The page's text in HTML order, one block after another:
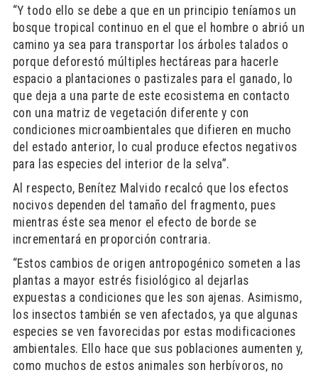
“Y todo ello se debe a que en un principio teníamos un
bosque tropical continuo en el que el hombre o abrió un
camino ya sea para transportar los árboles talados o
porque deforestó múltiples hectáreas para hacerle
espacio a plantaciones o pastizales para el ganado, lo
que deja a una parte de este ecosistema en contacto
con una matriz de vegetación diferente y con
condiciones microambientales que difieren en mucho
del estado anterior, lo cual produce efectos negativos
para las especies del interior de la selva”.
Al respecto, Benítez Malvido recalcó que los efectos
nocivos dependen del tamaño del fragmento, pues
mientras éste sea menor el efecto de borde se
incrementará en proporción contraria.
“Estos cambios de origen antropogénico someten a las
plantas a mayor estrés fisiológico al dejarlas
expuestas a condiciones que les son ajenas. Asimismo,
los insectos también se ven afectados, ya que algunas
especies se ven favorecidas por estas modificaciones
ambientales. Ello hace que sus poblaciones aumenten y,
como muchos de estos animales son herbívoros, no